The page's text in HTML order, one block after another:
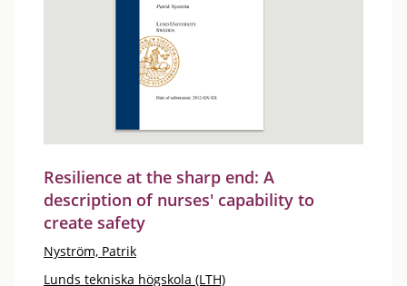
Resilience at the sharp end: A
description of nurses' capability to
create safety
Nyström, Patrik
Lunds tekniska högskola (LTH)